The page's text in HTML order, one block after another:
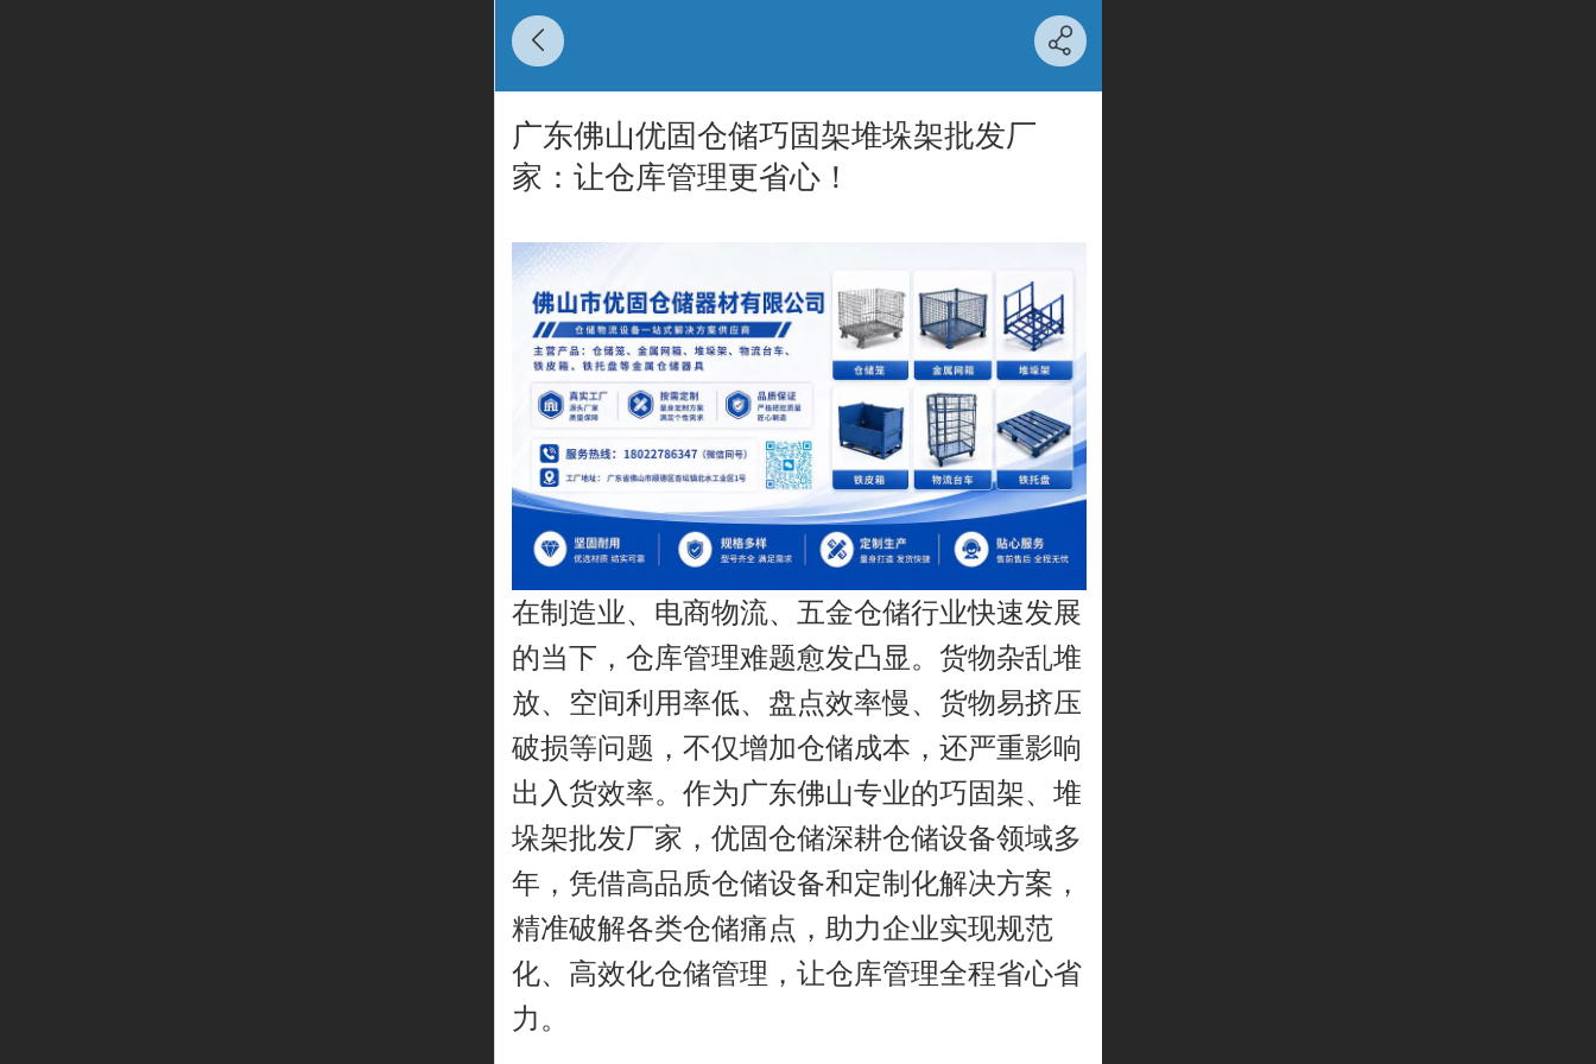
广东佛山优固仓储巧固架堆垛架批发厂
家：让仓库管理更省心！
在制造业、电商物流、五金仓储行业快速发展
的当下，仓库管理难题愈发凸显。货物杂乱堆
放、空间利用率低、盘点效率慢、货物易挤压
破损等问题，不仅增加仓储成本，还严重影响
出入货效率。作为广东佛山专业的巧固架、堆
垛架批发厂家，优固仓储深耕仓储设备领域多
年，凭借高品质仓储设备和定制化解决方案，
精准破解各类仓储痛点，助力企业实现规范
化、高效化仓储管理，让仓库管理全程省心省
力。